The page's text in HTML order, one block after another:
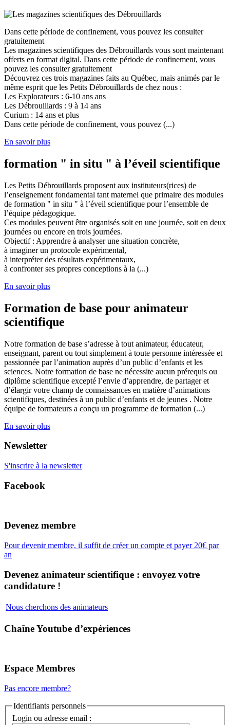
Dans cette période de confinement, vous pouvez les consulter
gratuitement
Les magazines scientifiques des Débrouillards vous sont maintenant
offerts en format digital. Dans cette période de confinement, vous
pouvez les consulter gratuitement
Découvrez ces trois magazines faits au Québec, mais animés par le
même esprit que les Petits Débrouillards de chez nous :
Les Explorateurs : 6-10 ans ans
Les Débrouillards : 9 à 14 ans
Curium : 14 ans et plus
Dans cette période de confinement, vous pouvez (...)
En savoir plus
formation " in situ " à l’éveil scientifique
Les Petits Débrouillards proposent aux instituteurs(rices) de
l’enseignement fondamental tant maternel que primaire des modules
de formation " in situ " à l’éveil scientifique pour l’ensemble de
l’équipe pédagogique.
Ces modules peuvent être organisés soit en une journée, soit en deux
journées ou encore en trois journées.
Objectif : Apprendre à analyser une situation concrète,
à imaginer un protocole expérimental,
à interpréter des résultats expérimentaux,
à confronter ses propres conceptions à la (...)
En savoir plus
Formation de base pour animateur
scientifique
Notre formation de base s’adresse à tout animateur, éducateur,
enseignant, parent ou tout simplement à toute personne intéressée et
passionnée par l’animation auprès d’un public d’enfants et les
sciences. Notre formation de base ne nécessite aucun prérequis ou
diplôme scientifique excepté l’envie d’apprendre, de partager et
d’élargir votre champ de connaissances en matière d’animations
scientifiques, destinées à un public d’enfants et de jeunes . Notre
équipe de formateurs a conçu un programme de formation (...)
En savoir plus
Newsletter
S'inscrire à la newsletter
Facebook
Devenez membre
Pour devenir membre, il suffit de créer un compte et payer 20€ par
an
Devenez animateur scientifique : envoyez votre
candidature !
Nous cherchons des animateurs
Chaîne Youtube d’expériences
Espace Membres
Pas encore membre?
Identifiants personnels
Login ou adresse email :